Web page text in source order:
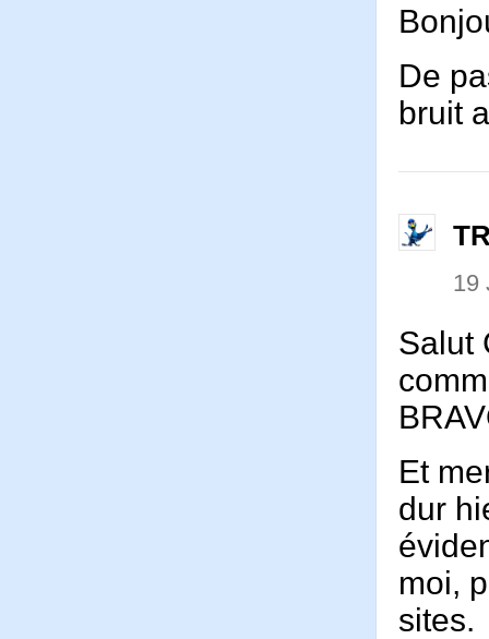
De
bruit
19
Salut
Et
dur
moi,
sites.